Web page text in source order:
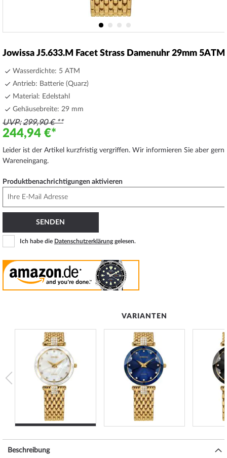
der
Bildergalerie
Jowissa J5.633.M Facet Strass Damenuhr 29mm 5ATM
Wasserdichte: 5 ATM
Antrieb: Batterie (Quarz)
Material: Edelstahl
Gehäusebreite: 29 mm
UVP 299,90 €
244,94 €
Leider ist der Artikel kurzfristig vergriffen. Wir informieren Sie aber
Wareneingang.
Produktbenachrichtigungen aktivieren
SENDEN
Ich habe die Datenschutzerklärung gelesen.
VARIANTEN
Beschreibung